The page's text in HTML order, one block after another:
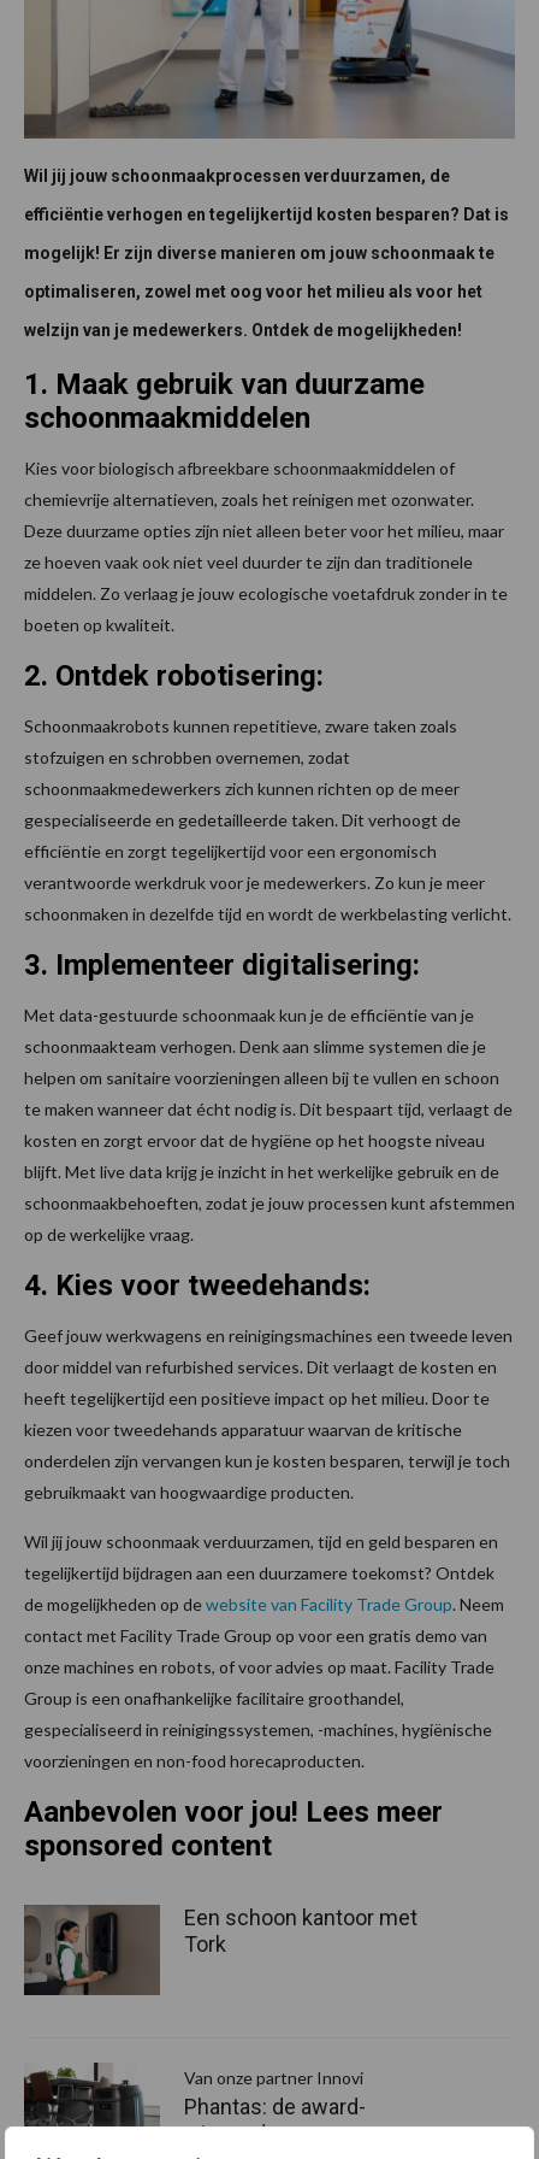
Wil jij jouw schoonmaakprocessen verduurzamen, de
efficiëntie verhogen en tegelijkertijd kosten besparen? Dat is
mogelijk! Er zijn diverse manieren om jouw schoonmaak te
optimaliseren, zowel met oog voor het milieu als voor het
welzijn van je medewerkers. Ontdek de mogelijkheden!
1. Maak gebruik van duurzame
schoonmaakmiddelen
Kies voor biologisch afbreekbare schoonmaakmiddelen of
chemievrije alternatieven, zoals het reinigen met ozonwater.
Deze duurzame opties zijn niet alleen beter voor het milieu, maar
ze hoeven vaak ook niet veel duurder te zijn dan traditionele
middelen. Zo verlaag je jouw ecologische voetafdruk zonder in te
boeten op kwaliteit.
2. Ontdek robotisering:
Schoonmaakrobots kunnen repetitieve, zware taken zoals
stofzuigen en schrobben overnemen, zodat
schoonmaakmedewerkers zich kunnen richten op de meer
gespecialiseerde en gedetailleerde taken. Dit verhoogt de
efficiëntie en zorgt tegelijkertijd voor een ergonomisch
verantwoorde werkdruk voor je medewerkers. Zo kun je meer
schoonmaken in dezelfde tijd en wordt de werkbelasting verlicht.
3. Implementeer digitalisering:
Met data-gestuurde schoonmaak kun je de efficiëntie van je
schoonmaakteam verhogen. Denk aan slimme systemen die je
helpen om sanitaire voorzieningen alleen bij te vullen en schoon
te maken wanneer dat écht nodig is. Dit bespaart tijd, verlaagt de
kosten en zorgt ervoor dat de hygiëne op het hoogste niveau
blijft. Met live data krijg je inzicht in het werkelijke gebruik en de
schoonmaakbehoeften, zodat je jouw processen kunt afstemmen
op de werkelijke vraag.
4. Kies voor tweedehands:
Geef jouw werkwagens en reinigingsmachines een tweede leven
door middel van refurbished services. Dit verlaagt de kosten en
heeft tegelijkertijd een positieve impact op het milieu. Door te
kiezen voor tweedehands apparatuur waarvan de kritische
onderdelen zijn vervangen kun je kosten besparen, terwijl je toch
gebruikmaakt van hoogwaardige producten.
Wil jij jouw schoonmaak verduurzamen, tijd en geld besparen en
tegelijkertijd bijdragen aan een duurzamere toekomst? Ontdek
de mogelijkheden op dewebsite van Facility Trade Group. Neem
contact met Facility Trade Group op voor een gratis demo van
onze machines en robots, of voor advies op maat. Facility Trade
Group is een onafhankelijke facilitaire groothandel,
gespecialiseerd in reinigingssystemen, -machines, hygiënische
voorzieningen en non-food horecaproducten.
Aanbevolen voor jou! Lees meer
sponsored content
​Een schoon kantoor met
Tork
Van onze partner Innovi
Phantas: de award-
winnende